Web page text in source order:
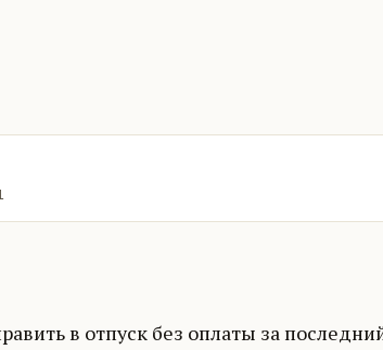
в отпуск без оплаты за